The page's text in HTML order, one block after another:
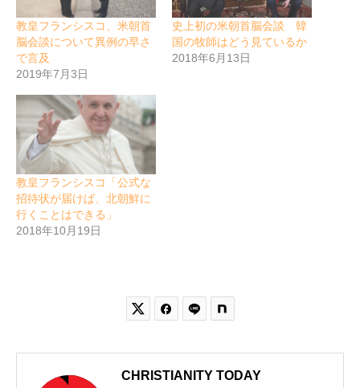
教皇フランシスコ、米朝首
脳会談について異例の早さ
で言及
2019年7月3日
史上初の米朝首脳会談 韓
国の牧師はどう見ているか
2018年6月13日
教皇フランシスコ「公式な
招待状が届けば、北朝鮮に
行くことはできる」
2018年10月19日
 
CHRISTIANITY TODAY